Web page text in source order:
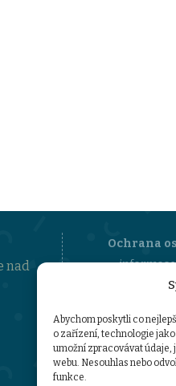
Abychom poskytli co
o zařízení, technologie
umožní zpracovávat údaje,
webu. Nesouhlas nebo
funkce.
nad
Ochrana
informace
sazebník